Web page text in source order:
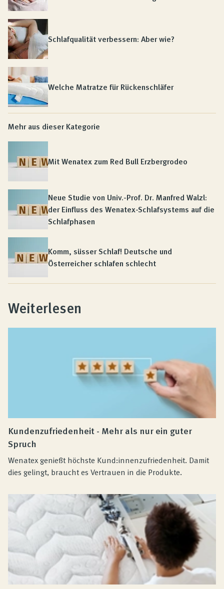
Schlafqualität verbessern: Aber wie?
Welche Matratze für Rückenschläfer
Mehr aus dieser Kategorie
Mit Wenatex zum Red Bull Erzbergrodeo
Neue Studie von Univ.-Prof. Dr. Manfred Walzl:
der Einfluss des Wenatex-Schlafsystems auf die
Schlafphasen
Komm, süsser Schlaf! Deutsche und
Österreicher schlafen schlecht
Weiterlesen
Kundenzufriedenheit - Mehr als nur ein guter
Spruch
Wenatex genießt höchste Kund:innenzufriedenheit. Damit
dies gelingt, braucht es Vertrauen in die Produkte.